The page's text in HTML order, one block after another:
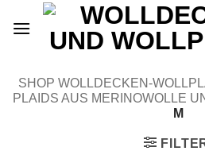
Inhalt
SHOP WOLLDECKEN-
PLAIDS AUS MERINOWOLLE
M